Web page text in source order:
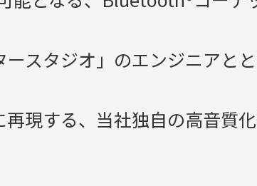
スタジオ」のエンジニアと
現する、当社独自の高音質